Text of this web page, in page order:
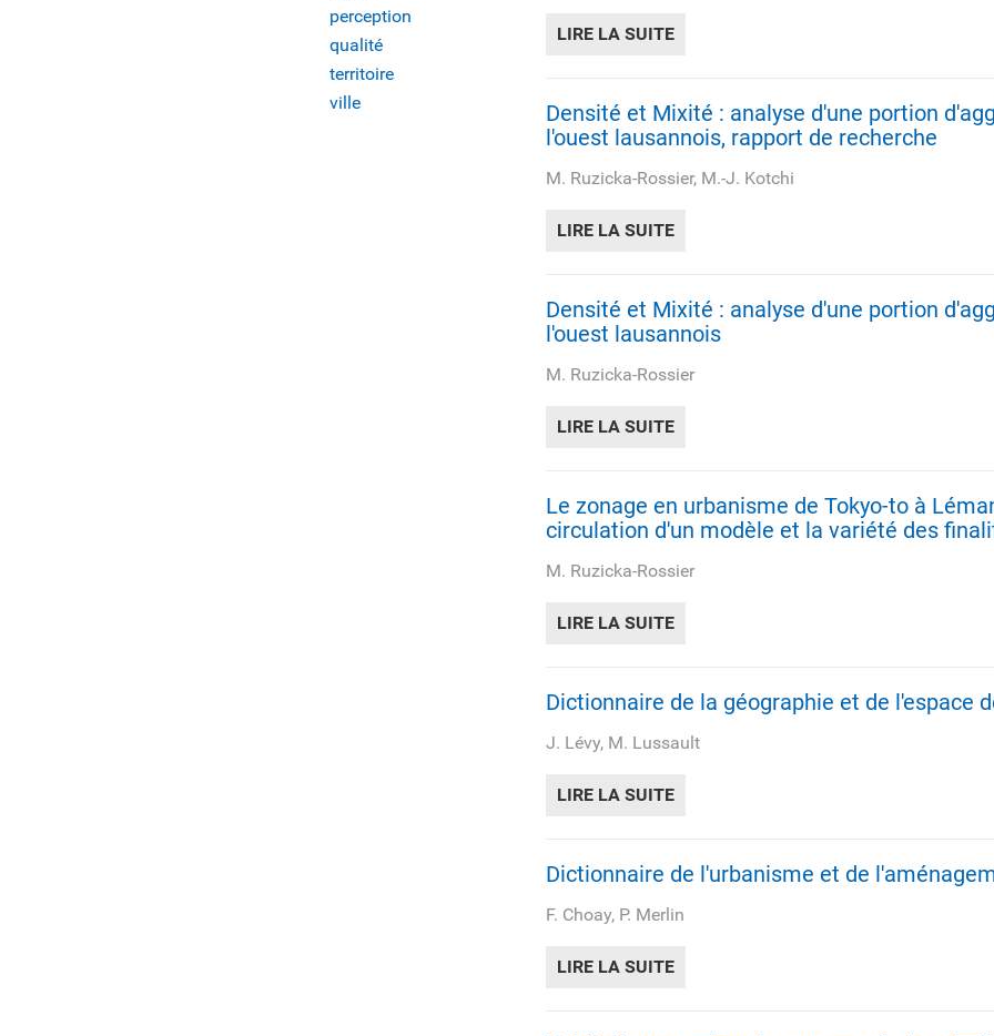
perception
qualité
territoire
ville
LIRE LA SUITE
Densité et Mixité : analyse d'une portion
l'ouest lausannois, rapport de recherche
M. Ruzicka-Rossier, M.-J. Kotchi
LIRE LA SUITE
Densité et Mixité : analyse d'une portion
l'ouest lausannois
M. Ruzicka-Rossier
LIRE LA SUITE
Le zonage en urbanisme de Tokyo-to à
circulation d'un modèle et la variété des
M. Ruzicka-Rossier
LIRE LA SUITE
Dictionnaire de la géographie et de l'espace
J. Lévy, M. Lussault
LIRE LA SUITE
Dictionnaire de l'urbanisme et de
F. Choay, P. Merlin
LIRE LA SUITE